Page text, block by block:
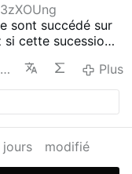
sont succédé sur
si cette sucession
que
orgueilleuses
parti de Donat ,
Plus
modifié